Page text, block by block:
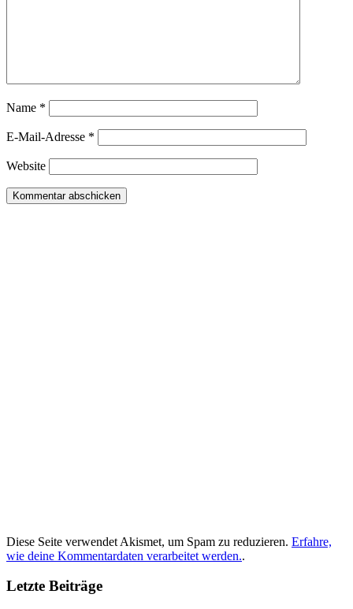
Name *
E-Mail-Adresse *
Website
Diese Seite verwendet Akismet, um Spam zu reduzieren. Erfahre,
wie deine Kommentardaten verarbeitet werden..
Letzte Beiträge